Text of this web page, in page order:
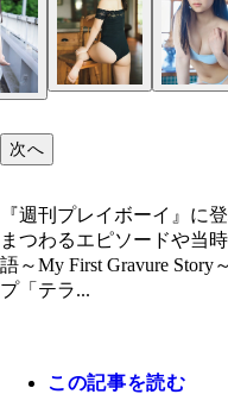
次へ
『週刊プレイボーイ』に
まつわるエピソードや当
語～My First Gravure
プ「テラ...
この記事を読む